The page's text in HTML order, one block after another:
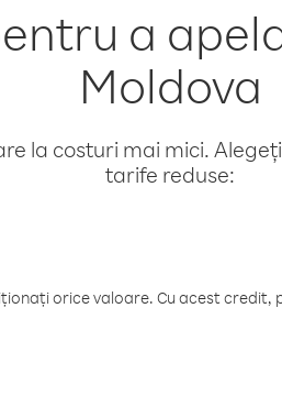
a
Moldova
la costuri mai mici.
tarife reduse:
orice valoare. Cu acest